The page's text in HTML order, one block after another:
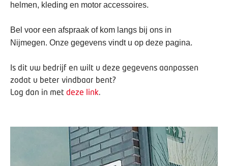
helmen, kleding en motor accessoires.
Bel voor een afspraak of kom langs bij ons in
Nijmegen. Onze gegevens vindt u op deze pagina.
Is dit uw bedrijf en wilt u deze gegevens aanpassen
zodat u beter vindbaar bent?
Log dan in met deze link.